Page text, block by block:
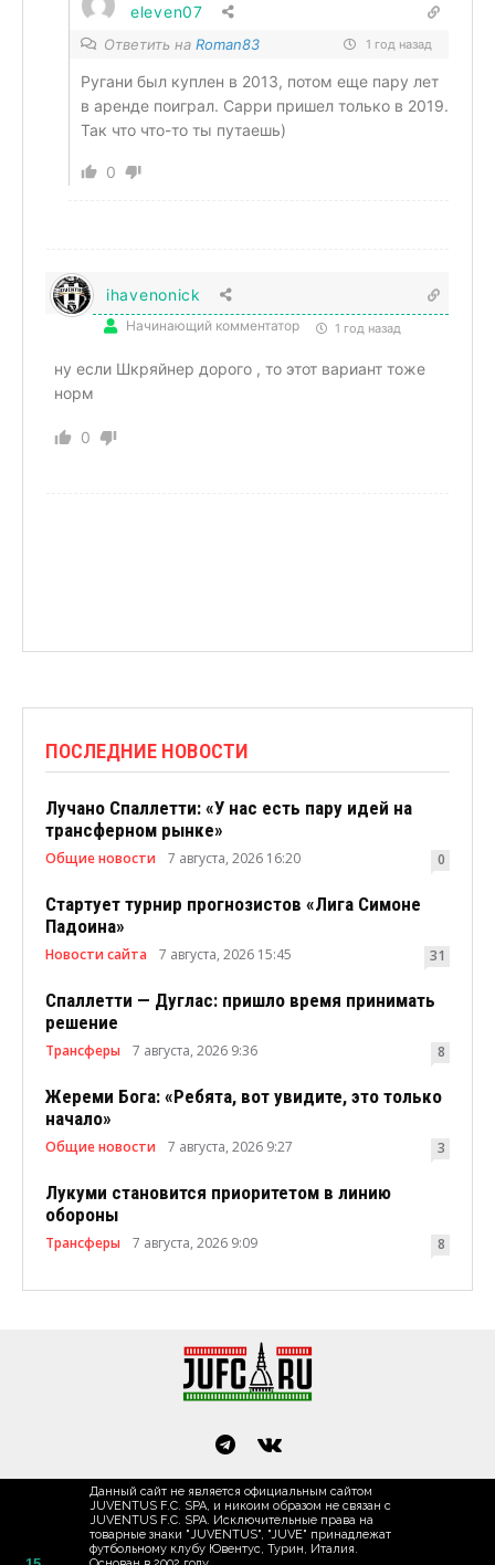
eleven07
Ответить на Roman83 1 год назад
Ругани был куплен в 2013, потом еще пару лет
в аренде поиграл. Сарри пришел только в 2019.
Так что что-то ты путаешь)
0
ihavenonick
Начинающий комментатор 1 год назад
ну если Шкряйнер дорого , то этот вариант тоже
норм
0
ПОСЛЕДНИЕ НОВОСТИ
Лучано Спаллетти: «У нас есть пару идей на
трансферном рынке»
Общие новости 7 августа, 2026 16:20 0
Стартует турнир прогнозистов «Лига Симоне
Падоина»
Новости сайта 7 августа, 2026 15:45 31
Спаллетти — Дуглас: пришло время принимать
решение
Трансферы 7 августа, 2026 9:36 8
Жереми Бога: «Ребята, вот увидите, это только
начало»
Общие новости 7 августа, 2026 9:27 3
Лукуми становится приоритетом в линию
обороны
Трансферы 7 августа, 2026 9:09 8
Данный сайт не является официальным сайтом
JUVENTUS F.C. SPA, и никоим образом не связан с
JUVENTUS F.C. SPA. Исключительные права на
товарные знаки "JUVENTUS", "JUVE" принадлежат
футбольному клубу Ювентус, Турин, Италия.